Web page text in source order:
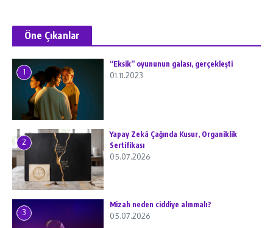
Öne Çıkanlar
1
“Eksik” oyununun galası, gerçekleşti
01.11.2023
2
Yapay Zekâ Çağında Kusur, Organiklik
Sertifikası
05.07.2026
3
Mizah neden ciddiye alınmalı?
05.07.2026